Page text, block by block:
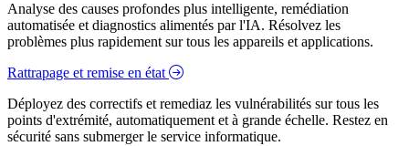
Analyse des causes profondes plus intelligente, remédiation
automatisée et diagnostics alimentés par l'IA. Résolvez les
problèmes plus rapidement sur tous les appareils et applications.
Rattrapage et remise en état
Déployez des correctifs et remediaz les vulnérabilités sur tous les
points d'extrémité, automatiquement et à grande échelle. Restez en
sécurité sans submerger le service informatique.